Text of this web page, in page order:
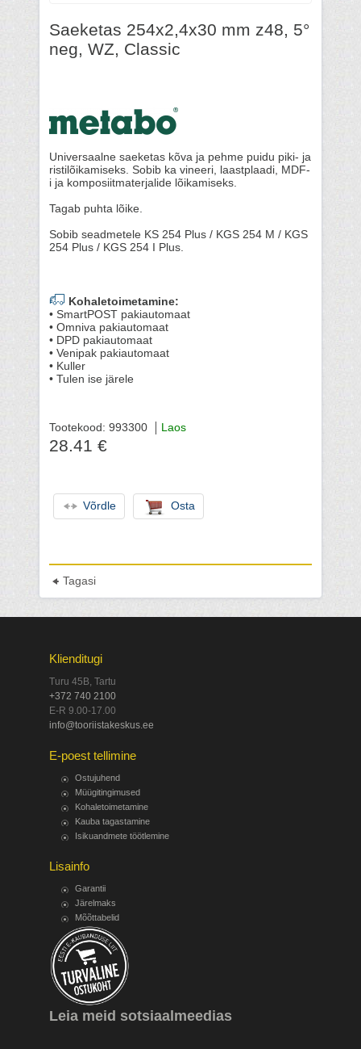
Saeketas 254x2,4x30 mm z48, 5°
neg, WZ, Classic
Universaalne saeketas kõva ja pehme puidu piki- ja
ristilõikamiseks. Sobib ka vineeri, laastplaadi, MDF-
i ja komposiitmaterjalide lõikamiseks.
Tagab puhta lõike.
Sobib seadmetele KS 254 Plus / KGS 254 M / KGS
254 Plus / KGS 254 I Plus.
Kohaletoimetamine:
• SmartPOST pakiautomaat
• Omniva pakiautomaat
• DPD pakiautomaat
• Venipak pakiautomaat
• Kuller
• Tulen ise järele
Tootekood: 993300 Laos
28.41 €
Võrdle Osta
Tagasi
Klienditugi
Turu 45B, Tartu
+372 740 2100
E-R 9.00-17.00
info@tooriistakeskus.ee
E-poest tellimine
Ostujuhend
Müügitingimused
Kohaletoimetamine
Kauba tagastamine
Isikuandmete töötlemine
Lisainfo
Garantii
Järelmaks
Mõõttabelid
Leia meid sotsiaalmeedias